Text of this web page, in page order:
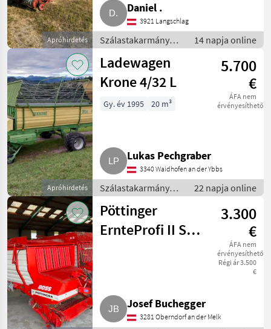
Apróhirdetés
Daniel .
3921 Langschlag
Szálastakarmány
betakarítók /
Rendfelszedő
pótkocsi
14 napja online
Apróhirdetés
Ladewagen
Krone 4/32 L
5.700
€
ÁFA nem
érvényesíthető
Gy. év 1995 20 m³
Lukas Pechgraber
3340 Waidhofen an der Ybbs
Szálastakarmány
betakarítók /
Rendfelszedő
pótkocsi
22 napja online
Pöttinger
ErnteProfi II S
3.300
€
ÁFA nem
érvényesíthető
Régi ár 3.500
€
Josef Buchegger
3281 Oberndorf an der Melk